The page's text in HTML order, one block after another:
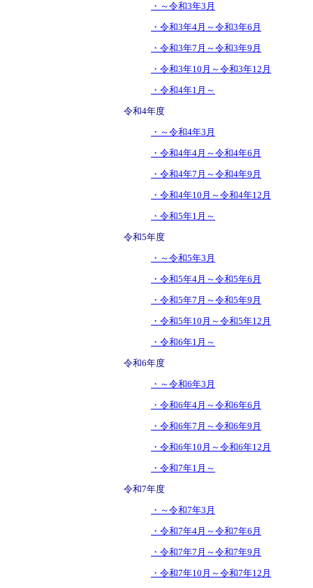
・～令和3年3月
・令和3年4月～令和3年6月
・令和3年7月～令和3年9月
・令和3年10月～令和3年12月
・令和4年1月～
令和4年度
・～令和4年3月
・令和4年4月～令和4年6月
・令和4年7月～令和4年9月
・令和4年10月～令和4年12月
・令和5年1月～
令和5年度
・～令和5年3月
・令和5年4月～令和5年6月
・令和5年7月～令和5年9月
・令和5年10月～令和5年12月
・令和6年1月～
令和6年度
・～令和6年3月
・令和6年4月～令和6年6月
・令和6年7月～令和6年9月
・令和6年10月～令和6年12月
・令和7年1月～
令和7年度
・～令和7年3月
・令和7年4月～令和7年6月
・令和7年7月～令和7年9月
・令和7年10月～令和7年12月